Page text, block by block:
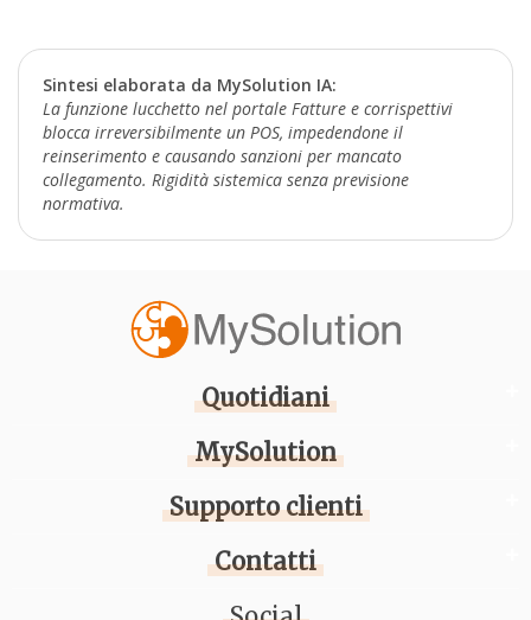
Sintesi elaborata da MySolution IA:
La funzione lucchetto nel portale Fatture e corrispettivi
blocca irreversibilmente un POS, impedendone il
reinserimento e causando sanzioni per mancato
collegamento. Rigidità sistemica senza previsione
normativa.
Quotidiani
MySolution
Supporto clienti
Contatti